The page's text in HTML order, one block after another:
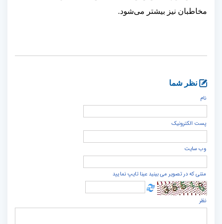
مخاطبان نیز بیشتر می‌شود.
نظر شما
نام
پست الكترونيک
وب سایت
متنی که در تصویر می بینید عینا تایپ نمایید
نظر